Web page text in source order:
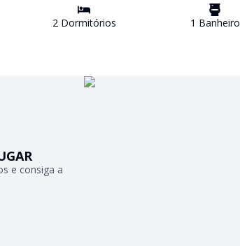
2Dormitórios 1 Banheiro
e consiga a